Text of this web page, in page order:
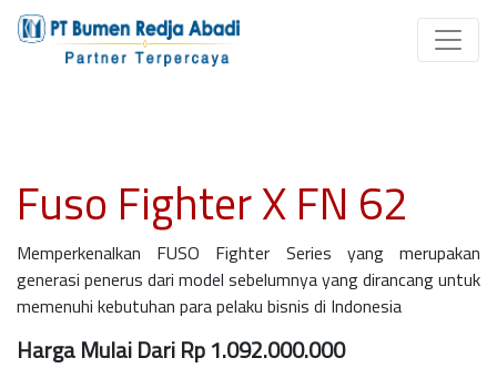
Fuso Fighter X FN 62
Memperkenalkan FUSO Fighter Series yang merupakan
generasi penerus dari model sebelumnya yang dirancang untuk
memenuhi kebutuhan para pelaku bisnis di Indonesia
Harga Mulai Dari Rp 1.092.000.000